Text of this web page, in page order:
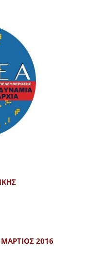
2016